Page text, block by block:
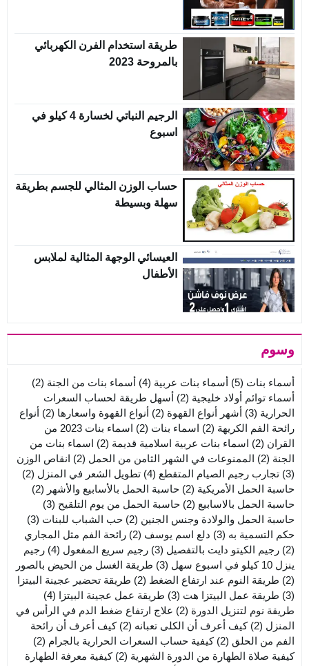
طريقة استخدام الفرن الكهربائي
بالمروحة 2023
الرجيم النباتي لخسارة 4 كيلو في
اسبوع
حساب الوزن المثالي للجسم بطريقة
سهلة وبسيطة
العيسائي الوجهة المثالية لملابس
الأطفال
وسوم
أسماء بنات (5) أسماء بنات عربية (4) أسماء بنات من الجنة (2)
أسماء توائم أولاد خليجية (2)
أسهل طريقة لحساب السعرات
الحرارية (3) أشهر أنواع القهوة (2) أنواع القهوة واسعارها (2)
أنواع
رائحة الفم الكريهة (2) اسماء بنات (2)
اسماء بنات 2023 من
القران (2) اسماء بنات عربية اسلامية قديمة (2)
اسماء بنات من
الجنة (2) الممنوعات في الشهر الثامن من الحمل (2)
انقاص الوزن
(3)
تجارب رجيم الصيام المتقطع (4) تطويل الشعر في المنزل (2)
حاسبة الحمل الأمريكية (2) حاسبة الحمل بالأسابيع والأشهر (2)
حاسبة الحمل بالاسابيع (2) حاسبة الحمل من يوم التلقيح (3)
حاسبة الحمل والولادة وجنس الجنين (2) حب الشباب للبنات (3)
حكم التسمية به (3) دلع اسم يوسف (2)
رائحة الفم مثل المجاري
(2)
رجيم الكيتو دايت بالتفصيل (3) رجيم سريع المفعول (4)
رجيم
ينزل 10 كيلو في اسبوع سهل
(3)
طريقة الغسل من الحيض بالصور
(2)
طريقة النوم عند ارتفاع الضغط (2)
طريقة تحضير عجينة البيتزا
(3)
طريقة عمل البيتزا هت (3) طريقة عمل عجينة البيتزا (4)
طريقة نوم لتنزيل الدورة (2)
علاج ارتفاع ضغط الدم في الرأس في
المنزل (2) كيف أعرف أن الكلى تعبانه (2)
كيف أعرف أن رائحة
الفم من الحلق (2) كيفية حساب السعرات الحرارية بالجرام (2)
كيفية صلاة الطهارة من الدورة الشهرية (2)
كيفية معرفة الطهارة